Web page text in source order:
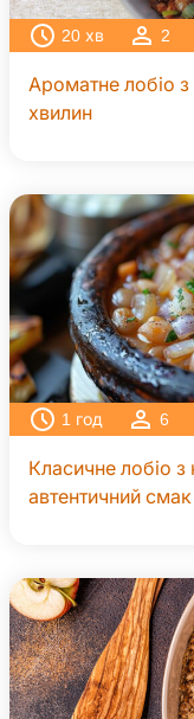
20 хв 2
Ароматне лобіо з
хвилин
1 год 6
Класичне лобіо з
автентичний смак